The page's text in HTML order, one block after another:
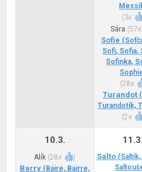
(3x
Sára (57x
Sofie
Sofi, Sofia,
Sofinka,
(28x
Turandot
Turandotík,
(2x
10.3.
Alík (28x )
Barry (Báire, Bairre,
11.3.
Salto(Saltík,